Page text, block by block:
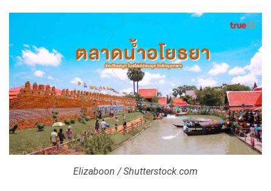
Elizaboon / Shutterstock.com